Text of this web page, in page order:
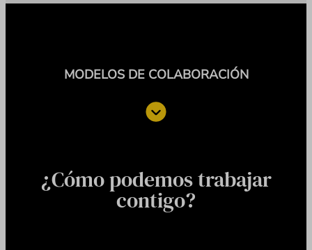
MODELOS DE COLABORACIÓN
¿Cómo podemos trabajar
contigo?